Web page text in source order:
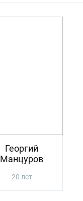
Георгий
Манцуров
20 лет